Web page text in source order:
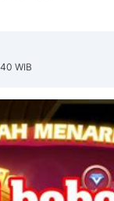
WIB